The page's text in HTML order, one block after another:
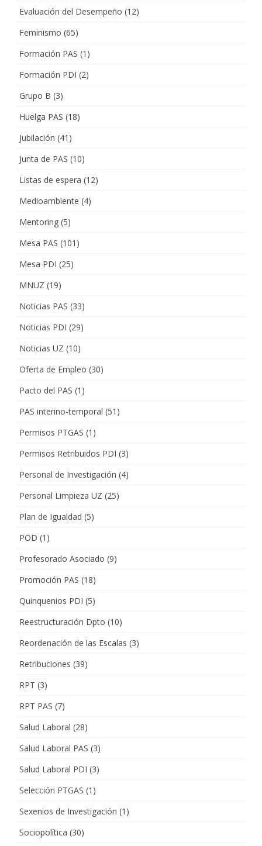
Evaluación del Desempeño (12)
Feminismo (65)
Formación PAS (1)
Formación PDI (2)
Grupo B (3)
Huelga PAS (18)
Jubilación (41)
Junta de PAS (10)
Listas de espera (12)
Medioambiente (4)
Mentoring (5)
Mesa PAS (101)
Mesa PDI (25)
MNUZ (19)
Noticias PAS (33)
Noticias PDI (29)
Noticias UZ (10)
Oferta de Empleo (30)
Pacto del PAS (1)
PAS interino-temporal (51)
Permisos PTGAS (1)
Permisos Retribuidos PDI (3)
Personal de Investigación (4)
Personal Limpieza UZ (25)
Plan de Igualdad (5)
POD (1)
Profesorado Asociado (9)
Promoción PAS (18)
Quinquenios PDI (5)
Reestructuración Dpto (10)
Reordenación de las Escalas (3)
Retribuciones (39)
RPT (3)
RPT PAS (7)
Salud Laboral (28)
Salud Laboral PAS (3)
Salud Laboral PDI (3)
Selección PTGAS (1)
Sexenios de Investigación (1)
Sociopolítica (30)